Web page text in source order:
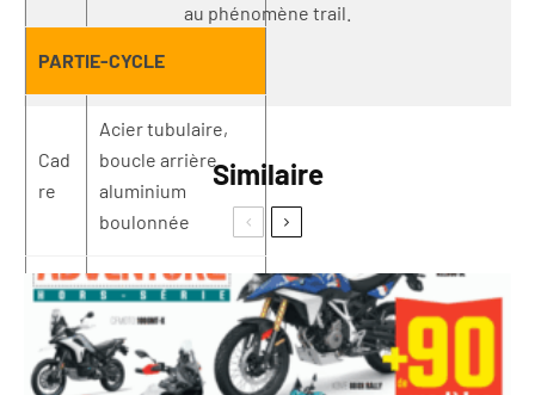
PARTIE-CYCLE
Cad
re
Acier tubulaire,
boucle arrière
aluminium
boulonnée
Sus
pen
GT: fourche
inversée Showa ø
49 mm,
amortissement
au phénomène trail.
Similaire